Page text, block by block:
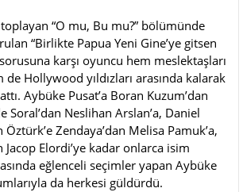
“O mu, Bu mu?” bölümünde
“Birlikte Papua Yeni Gine’ye gitsen
karşı oyuncu hem meslektaşları
de Hollywood yıldızları arasında kalarak
Aybüke Pusat’a Boran Kuzum’dan
Soral’dan Neslihan Arslan’a, Daniel
Öztürk’e Zendaya’dan Melisa Pamuk’a,
Jacop Elordi’ye kadar onlarca isim
eğlenceli seçimler yapan Aybüke
da herkesi güldürdü.